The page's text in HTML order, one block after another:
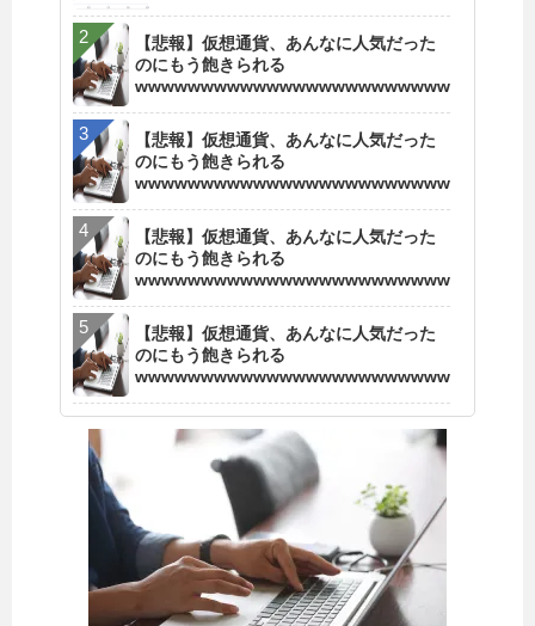
【悲報】仮想通貨、あんなに人気だった
のにもう飽きられる
wwwwwwwwwwwwwwwwwwwwwwww
【悲報】仮想通貨、あんなに人気だった
のにもう飽きられる
wwwwwwwwwwwwwwwwwwwwwwww
【悲報】仮想通貨、あんなに人気だった
のにもう飽きられる
wwwwwwwwwwwwwwwwwwwwwwww
【悲報】仮想通貨、あんなに人気だった
のにもう飽きられる
wwwwwwwwwwwwwwwwwwwwwwww